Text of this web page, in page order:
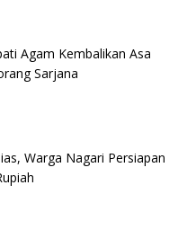
Agam Kembalikan Asa
Sarjana
Warga Nagari Persiapan